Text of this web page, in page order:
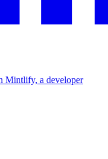
Mintlify, a developer